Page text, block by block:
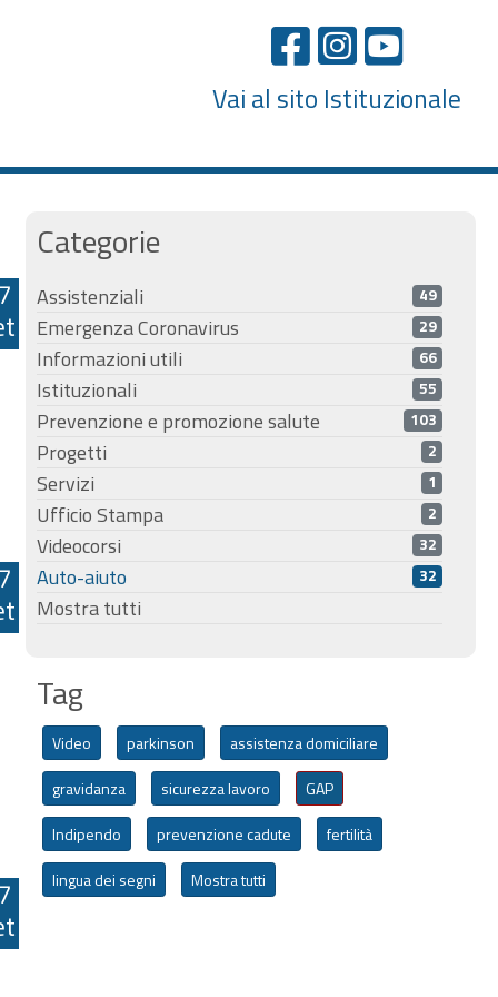
Vai al sito Istituzionale
Categorie
Assistenziali 49
Emergenza Coronavirus 29
Informazioni utili 66
Istituzionali 55
Prevenzione e promozione salute 103
Progetti 2
Servizi 1
Ufficio Stampa 2
Videocorsi 32
Auto-aiuto 32
Mostra tutti
Tag
Video parkinson
assistenza domiciliare
gravidanza
sicurezza lavoro
GAP
Indipendo
prevenzione cadute
fertilità
lingua dei segni
Mostra tutti